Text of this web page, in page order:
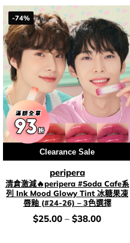
-74%
Clearance Sale
peripera
清倉激減🔥peripera #Soda Cafe系
列 Ink Mood Glowy Tint 冰糖果凍
唇釉 (#24-26) – 3色選擇
價
錢：
$25.00 – $38.00